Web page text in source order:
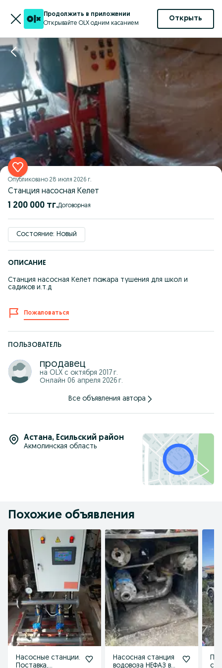
Продолжить в приложении
Открывайте OLX одним касанием
Открыть
Опубликовано 28 июля 2026 г.
Станция насосная Келет
1 200 000 тг. Договорная
Состояние: Новый
ОПИСАНИЕ
Станция насосная Келет пожара тушения для школ и
садиков и.т.д
Пожаловаться
ПОЛЬЗОВАТЕЛЬ
продавец
на OLX с октября 2017 г.
Онлайн 06 апреля 2026 г.
Все объявления автора
Астана, Есильский район
Акмолинская область
Похожие объявления
Насосные станции.
Поставка,
Насосная станция
водовоза НЕФАЗ в